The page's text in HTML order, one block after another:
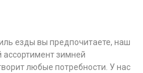
езды вы предпочитаете, наш
зимней
любые потребности. У нас